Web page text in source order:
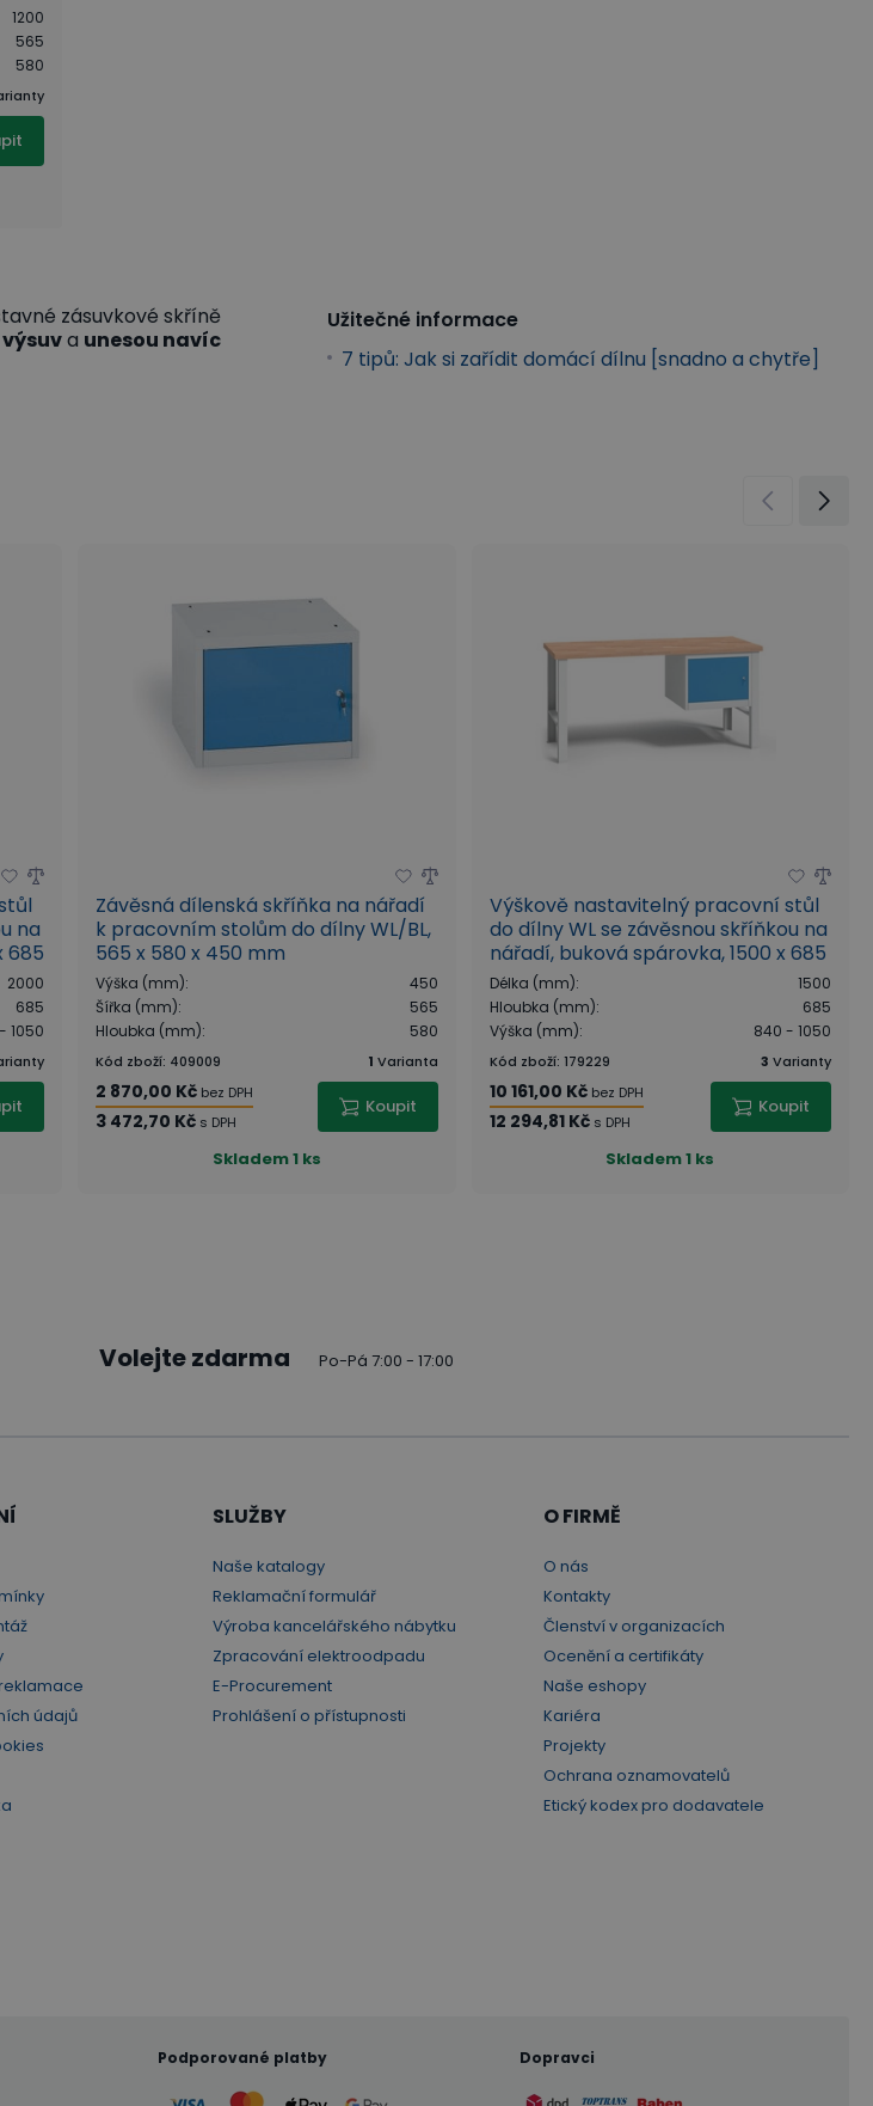
1200
565
580
zásuvkové skříně
výsuva unesou navíc
Užitečné informace
7 tipů: Jak si zařídit domácí dílnu [snadno a chytře]
na
685
2000
685
1050
Závěsná dílenská skříňka na nářadí
k pracovním stolům do dílny WL/BL,
565 x 580 x 450 mm
Výška (mm):
450
Šířka (mm):
565
Hloubka (mm): 580
Kód zboží: 409009 1 Varianta
2 870,00 Kč bez DPH
3 472,70 Kč s DPH
Koupit
Skladem1 ks
Výškově nastavitelný pracovní stůl
do dílny WL se závěsnou skříňkou na
nářadí, buková spárovka, 1500 x 685
x 840 - 1050 mm
Délka (mm):
1500
Hloubka (mm):
685
Výška (mm): 840 - 1050
Kód zboží: 179229 3 Varianty
10 161,00 Kč bez DPH
12 294,81 Kč s DPH
Koupit
Skladem1 ks
Volejte zdarma Po-Pá 7:00 - 17:00
údajů
SLUŽBY
Naše katalogy
Reklamační formulář
Výroba kancelářského nábytku
Zpracování elektroodpadu
E-Procurement
Prohlášení o přístupnosti
O FIRMĚ
O nás
Kontakty
Členství v organizacích
Ocenění a certifikáty
Naše eshopy
Kariéra
Projekty
Ochrana oznamovatelů
Etický kodex pro dodavatele
Podporované platby Dopravci